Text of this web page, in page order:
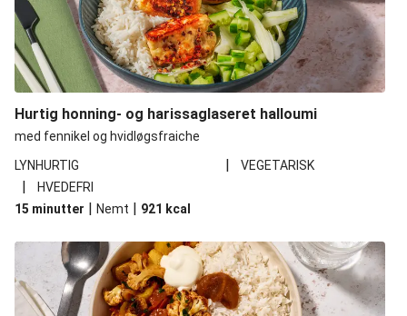
Hurtig honning- og harissaglaseret halloumi
med fennikel og hvidløgsfraiche
LYNHURTIG
| VEGETARISK
|
HVEDEFRI
15 minutter | Nemt | 921 kcal